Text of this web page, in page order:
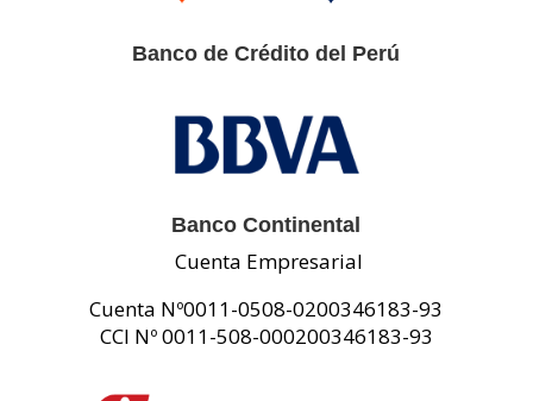
Banco de Crédito del Perú
Banco Continental
Cuenta Empresarial
Cuenta Nº0011-0508-0200346183-93
CCI Nº 0011-508-000200346183-93